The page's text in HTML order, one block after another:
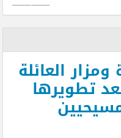
العائلة
تطويرها